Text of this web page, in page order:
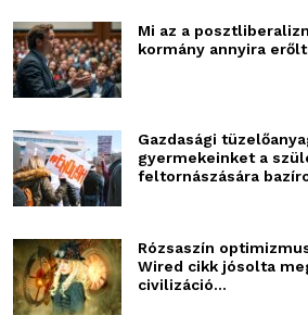
Mi az a
kormány annyira
Gazdasági
gyermekeinket a
feltornászására
Rózsaszín
Wired cikk jósolta
civilizáció...